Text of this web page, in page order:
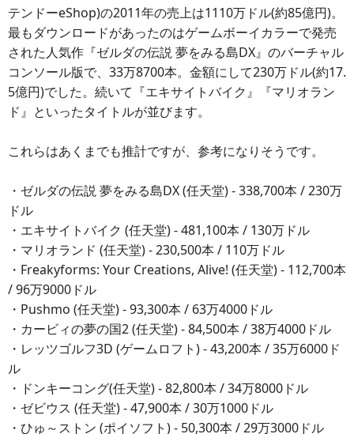
テンドーeShop)の2011年の売上は1110万ドル(約85億円)。
最もダウンロードがあったのはゲームボーイカラーで発売
された人気作『ゼルダの伝説 夢をみる島DX』のバーチャル
コンソール版で、33万8700本。金額にして230万ドル(約17.
5億円)でした。続いて『エキサイトバイク』『マリオラン
ド』といったタイトルが並びます。
これらはあくまでも推計ですが、参考になりそうです。
・ゼルダの伝説 夢をみる島DX (任天堂) - 338,700本 / 230万
ドル
・エキサイトバイク (任天堂) - 481,100本 / 130万ドル
・マリオランド (任天堂) - 230,500本 / 110万ドル
・Freakyforms: Your Creations, Alive! (任天堂) - 112,700本
/ 96万9000ドル
・Pushmo (任天堂) - 93,300本 / 63万4000ドル
・カービィの夢の国2 (任天堂) - 84,500本 / 38万4000ドル
・レッツゴルフ3D (ゲームロフト) - 43,200本 / 35万6000ド
ル
・ドンキーコング(任天堂) - 82,800本 / 34万8000ドル
・ゼビウス (任天堂) - 47,900本 / 30万1000ドル
・ひゅ～ストン (ポイソフト) - 50,300本 / 29万3000ドル